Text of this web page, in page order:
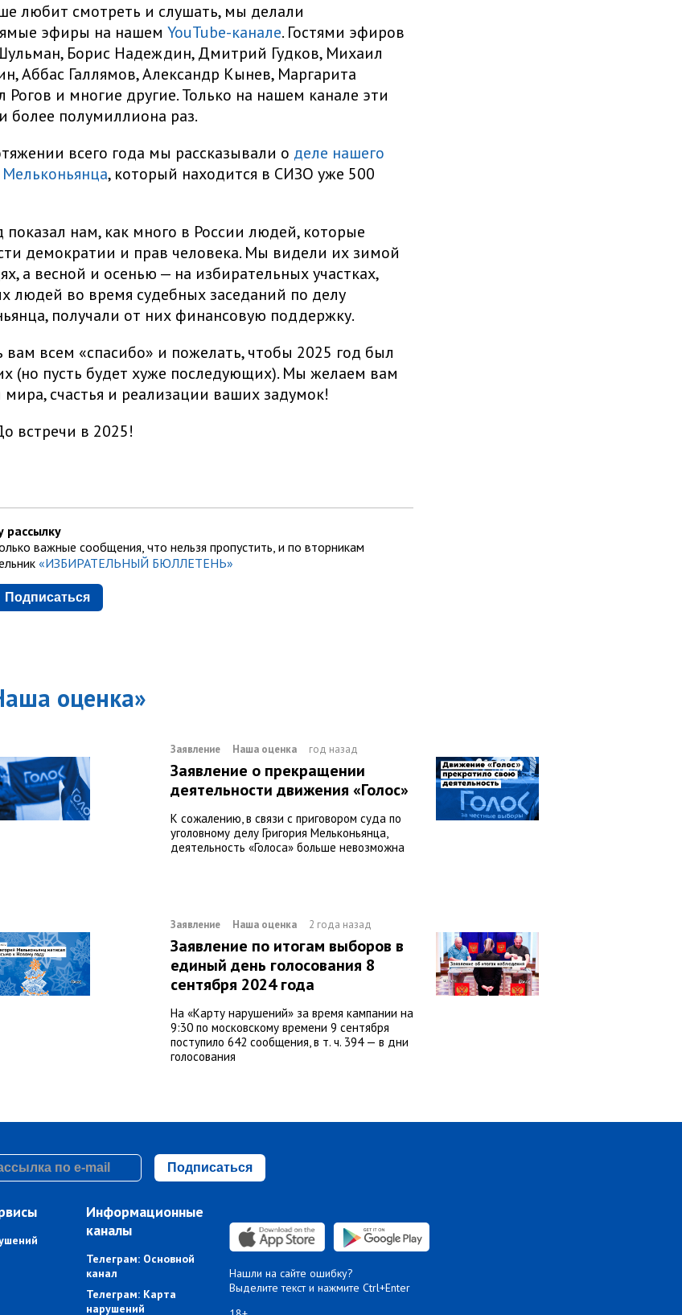
любит смотреть и слушать, мы делали
эфиры на нашем YouTube-канале. Гостями эфиров
Борис Надеждин, Дмитрий Гудков, Михаил
Аббас Галлямов, Александр Кынев, Маргарита
Рогов и многие другие. Только на нашем канале эти
более полумиллиона раз.
всего года мы рассказывали о деле нашего
Мельконьянца, который находится в СИЗО уже 500
нам, как много в России людей, которые
демократии и прав человека. Мы видели их зимой
а весной и осенью — на избирательных участках,
людей во время судебных заседаний по делу
получали от них финансовую поддержку.
всем «спасибо» и пожелать, чтобы 2025 год был
(но пусть будет хуже последующих). Мы желаем вам
счастья и реализации ваших задумок!
встречи в 2025!
важные сообщения, что нельзя пропустить, и по вторникам
«ИЗБИРАТЕЛЬНЫЙ БЮЛЛЕТЕНЬ»
Подписаться
оценка»
Заявление Наша оценка год назад
Заявление о прекращении
деятельности движения «Голос»
К сожалению, в связи с приговором суда по
уголовному делу Григория Мельконьянца,
деятельность «Голоса» больше невозможна
Заявление Наша оценка 2 года назад
Заявление по итогам выборов в
единый день голосования 8
сентября 2024 года
На «Карту нарушений» за время кампании на
9:30 по московскому времени 9 сентября
поступило 642 сообщения, в т. ч. 394 — в дни
голосования
Подписаться
Информационные
каналы
Телеграм: Основной
канал
Телеграм: Карта
нарушений
Нашли на сайте ошибку?
Выделите текст и нажмите Ctrl+Enter